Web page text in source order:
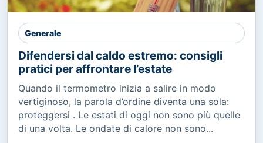
Generale
Difendersi dal caldo estremo: consigli
pratici per affrontare l’estate
Quando il termometro inizia a salire in modo
vertiginoso, la parola d’ordine diventa una sola:
proteggersi . Le estati di oggi non sono più quelle
di una volta. Le ondate di calore non sono...